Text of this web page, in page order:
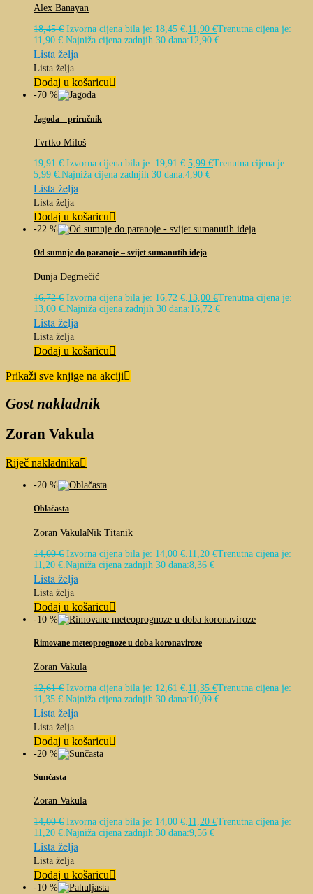
Alex Banayan
18,45€ Izvorna cijena bila je: 18,45 €.11,90 €Trenutna cijena je:
11,90 €.Najniža cijena zadnjih 30 dana:12,90 €
Lista želja
Lista želja
Dodaj u košaricu
-70 %
Jagoda – priručnik
Tvrtko Miloš
19,91€ Izvorna cijena bila je: 19,91 €.5,99 €Trenutna cijena je:
5,99 €.Najniža cijena zadnjih 30 dana:4,90 €
Lista želja
Lista želja
Dodaj u košaricu
-22 %
Od sumnje do paranoje – svijet sumanutih ideja
Dunja Degmečić
16,72€ Izvorna cijena bila je: 16,72 €. 13,00 €Trenutna cijena je:
13,00 €. Najniža cijena zadnjih 30 dana:16,72 €
Lista želja
Lista želja
Dodaj u košaricu
Prikaži sve knjige na akciji
Gost nakladnik
Zoran Vakula
Riječ nakladnika
-20 %
Oblačasta
Zoran VakulaNik Titanik
14,00€ Izvorna cijena bila je: 14,00 €. 11,20 €Trenutna cijena je:
11,20 €. Najniža cijena zadnjih 30 dana:8,36 €
Lista želja
Lista želja
Dodaj u košaricu
-10 %
Rimovane meteoprognoze u doba koronaviroze
Zoran Vakula
12,61€ Izvorna cijena bila je: 12,61 €. 11,35 €Trenutna cijena je:
11,35 €. Najniža cijena zadnjih 30 dana:10,09 €
Lista želja
Lista želja
Dodaj u košaricu
-20 %
Sunčasta
Zoran Vakula
14,00€ Izvorna cijena bila je: 14,00 €.11,20 €Trenutna cijena je:
11,20 €.Najniža cijena zadnjih 30 dana:9,56 €
Lista želja
Lista želja
Dodaj u košaricu
-10 %